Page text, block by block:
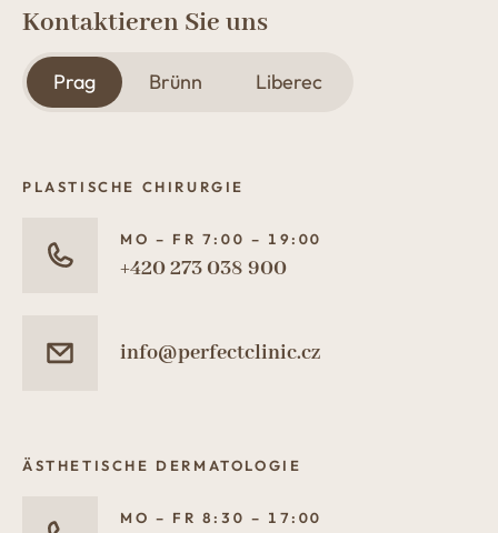
Kontaktieren Sie uns
Prag Brünn Liberec
PLASTISCHE CHIRURGIE
MO – FR 7:00 – 19:00
+420 273 038 900
info@perfectclinic.cz
ÄSTHETISCHE DERMATOLOGIE
MO – FR 8:30 – 17:00